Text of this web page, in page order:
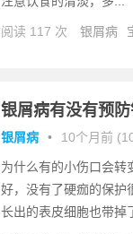
阅读 117 次 银屑病
银屑病有没有预
银屑病 • 10个月前
为什么有的小伤口会转
好，没有了硬痂的保护
长出的表皮细胞也带掉